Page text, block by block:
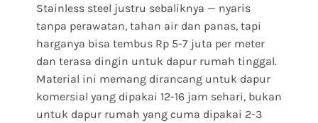
Stainless steel justru sebaliknya — nyaris
tanpa perawatan, tahan air dan panas, tapi
harganya bisa tembus Rp 5-7 juta per meter
dan terasa dingin untuk dapur rumah tinggal.
Material ini memang dirancang untuk dapur
komersial yang dipakai 12-16 jam sehari, bukan
untuk dapur rumah yang cuma dipakai 2-3